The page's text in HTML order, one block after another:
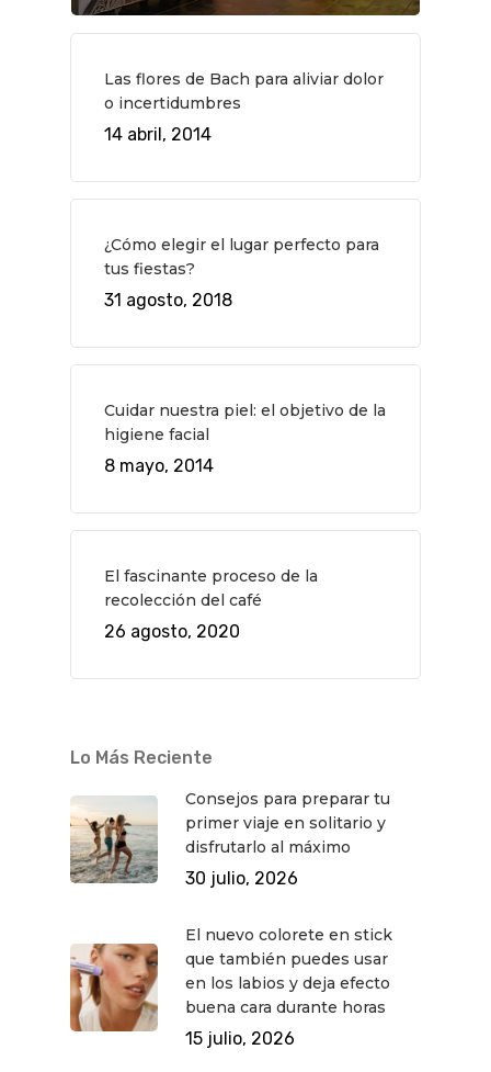
Las flores de Bach para aliviar dolor
o incertidumbres
14 abril, 2014
¿Cómo elegir el lugar perfecto para
tus fiestas?
31 agosto, 2018
Cuidar nuestra piel: el objetivo de la
higiene facial
8 mayo, 2014
El fascinante proceso de la
recolección del café
26 agosto, 2020
Lo Más Reciente
Consejos para preparar tu
primer viaje en solitario y
disfrutarlo al máximo
30 julio, 2026
El nuevo colorete en stick
que también puedes usar
en los labios y deja efecto
buena cara durante horas
15 julio, 2026
Teatro
Cine
Rutas Por Madrid
Gourmet
BEAUTY